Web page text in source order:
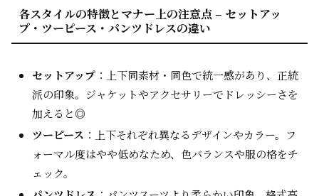
各スタイルの特徴とマナー上の注意点 – セットアッ
プ・ツーピース・パンツドレスの違い
セットアップ ：上下同素材・同色で統一感があり、正統
派の印象。ジャケットやアクセサリーでドレッシーさを
加えると◎
ツーピース ：上下それぞれ異なるデザインやカラー。フ
ォーマル度はやや低めなため、色バランスや服の格をチ
ェック。